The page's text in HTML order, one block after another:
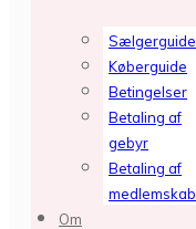
Sælgerguide
Køberguide
Betingelser
Betaling af
gebyr
Betaling af
medlemskab
Om